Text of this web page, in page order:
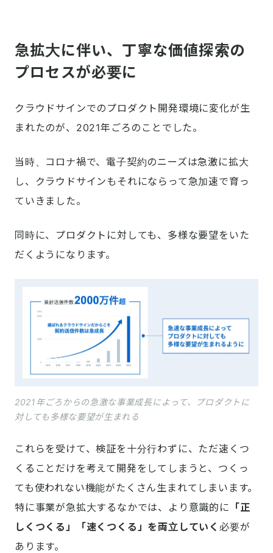
急拡大に伴い、丁寧な価値探索の
プロセスが必要に
クラウドサインでのプロダクト開発環境に変化が生
まれたのが、2021年ごろのことでした。
当時、コロナ禍で、電子契約のニーズは急激に拡大
し、クラウドサインもそれにならって急加速で育っ
ていきました。
同時に、プロダクトに対しても、多様な要望をいた
だくようになります。
2021年ごろからの急激な事業成長によって、プロダクトに
対しても多様な要望が生まれる
これらを受けて、検証を十分行わずに、ただ速くつ
くることだけを考えて開発をしてしまうと、つくっ
ても使われない機能がたくさん生まれてしまいます。
特に事業が急拡大するなかでは、より意識的に 「正
しくつくる」「速くつくる」を両立していく 必要が
あります。